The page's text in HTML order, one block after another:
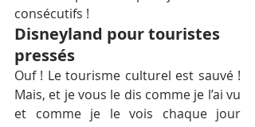
consécutifs !
Disneyland pour touristes
pressés
Ouf ! Le tourisme culturel est sauvé !
Mais, et je vous le dis comme je l’ai vu
et comme je le vois chaque jour